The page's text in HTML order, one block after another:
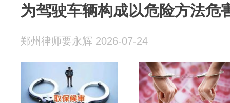
为驾驶车辆构成以危险方法危
郑州律师要永辉 2026-07-24